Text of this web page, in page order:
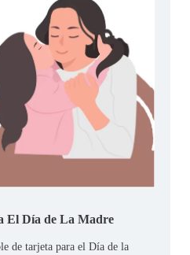
El Día de La Madre
de tarjeta para el Día de la